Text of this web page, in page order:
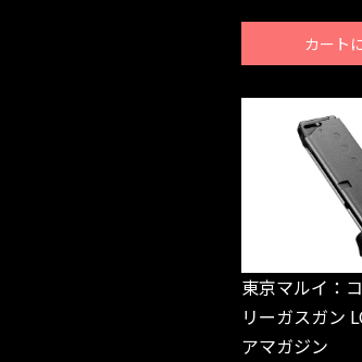
カート
東京マルイ：
リーガスガン
アマガジン